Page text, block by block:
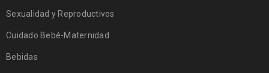
Sexualidad y Reproductivos
Cuidado Bebé-Maternidad
Bebidas